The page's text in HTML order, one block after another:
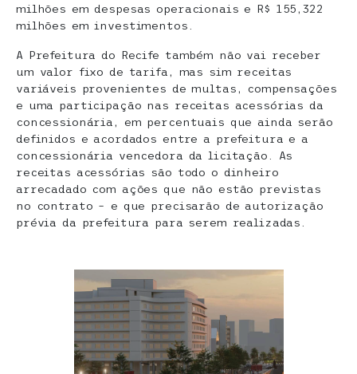
milhões em despesas operacionais e R$ 155,322
milhões em investimentos.
A Prefeitura do Recife também não vai receber
um valor fixo de tarifa, mas sim receitas
variáveis provenientes de multas, compensações
e uma participação nas receitas acessórias da
concessionária, em percentuais que ainda serão
definidos e acordados entre a prefeitura e a
concessionária vencedora da licitação. As
receitas acessórias são todo o dinheiro
arrecadado com ações que não estão previstas
no contrato – e que precisarão de autorização
prévia da prefeitura para serem realizadas.